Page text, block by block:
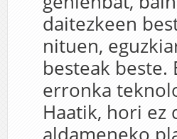
daitezkeen
nituen,
besteak
erronka
Haatik, hori ez